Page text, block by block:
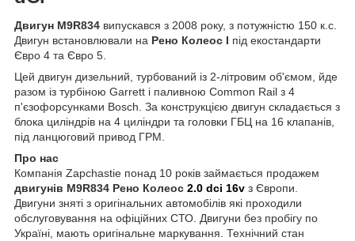
Двигун M9R834 випускався з 2008 року, з потужністю 150 к.с.
Двигун встановлювали на Рено Колеос I під екостандарти
Євро 4 та Євро 5.
Цей двигун дизельний, турбований із 2-літровим об'ємом, йде
разом із турбіною Garrett і паливною Common Rail з 4
п'єзофорсунками Bosch. За конструкцією двигун складається з
блока циліндрів на 4 циліндри та головки ГБЦ на 16 клапанів,
під ланцюговий привод ГРМ.
Про нас
Компанія Zapchastie понад 10 років займається продажем
двигунів M9R834 Рено Колеос 2.0 dci 16v з Європи.
Двигуни зняті з оригінальних автомобілів які проходили
обслуговування на офіційних СТО. Двигуни без пробігу по
Україні, мають оригінальне маркування. Технічний стан